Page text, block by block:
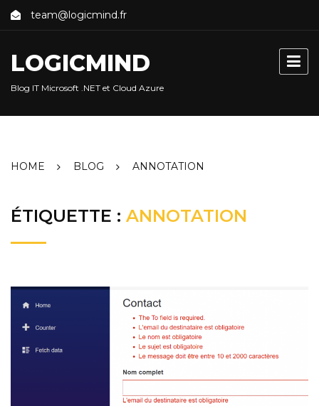
Skip
team@logicmind.fr
LOGICMIND
Blog IT Microsoft .NET et Cloud Azure
HOME BLOG ANNOTATION
ÉTIQUETTE : ANNOTATION